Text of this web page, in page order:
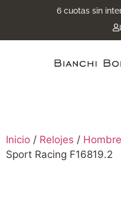
6 cuotas sin
Inicio / Relojes / Hombre
Sport Racing F16819.2